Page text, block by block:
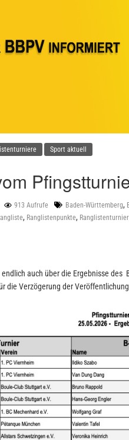
Sport aktuell
913 Aufrufe Baden-Württemberg,
, Ranglistenpunkte, Ranglistenturnier
auch über die Ergebnisse
die Verzögerung der